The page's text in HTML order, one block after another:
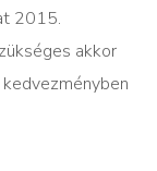
2015.
akkor